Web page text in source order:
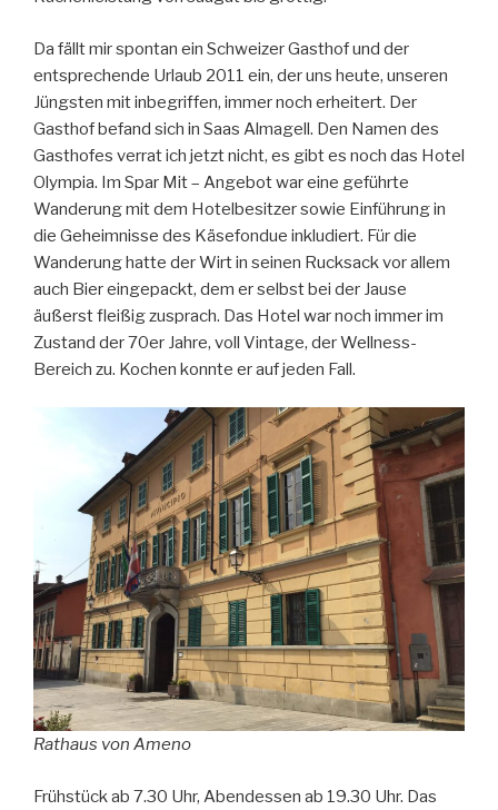
Da fällt mir spontan ein Schweizer Gasthof und der
entsprechende Urlaub 2011 ein, der uns heute, unseren
Jüngsten mit inbegriffen, immer noch erheitert. Der
Gasthof befand sich in Saas Almagell. Den Namen des
Gasthofes verrat ich jetzt nicht, es gibt es noch das Hotel
Olympia. Im Spar Mit – Angebot war eine geführte
Wanderung mit dem Hotelbesitzer sowie Einführung in
die Geheimnisse des Käsefondue inkludiert. Für die
Wanderung hatte der Wirt in seinen Rucksack vor allem
auch Bier eingepackt, dem er selbst bei der Jause
äußerst fleißig zusprach. Das Hotel war noch immer im
Zustand der 70er Jahre, voll Vintage, der Wellness-
Bereich zu. Kochen konnte er auf jeden Fall.
Rathaus von Ameno
Frühstück ab 7.30 Uhr, Abendessen ab 19.30 Uhr. Das